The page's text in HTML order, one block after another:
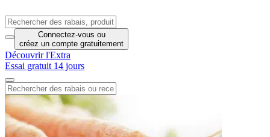
Connectez-vous ou
créez un compte gratuitement
Découvrir l'Extra
Essai gratuit 14 jours